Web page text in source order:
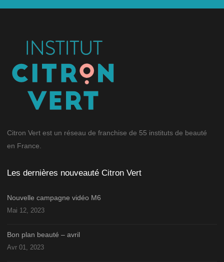
Citron Vert est un réseau de franchise de 55 instituts de beauté
en France.
Les dernières nouveauté Citron Vert
Nouvelle campagne vidéo M6
Mai 12, 2023
Bon plan beauté – avril
Avr 01, 2023